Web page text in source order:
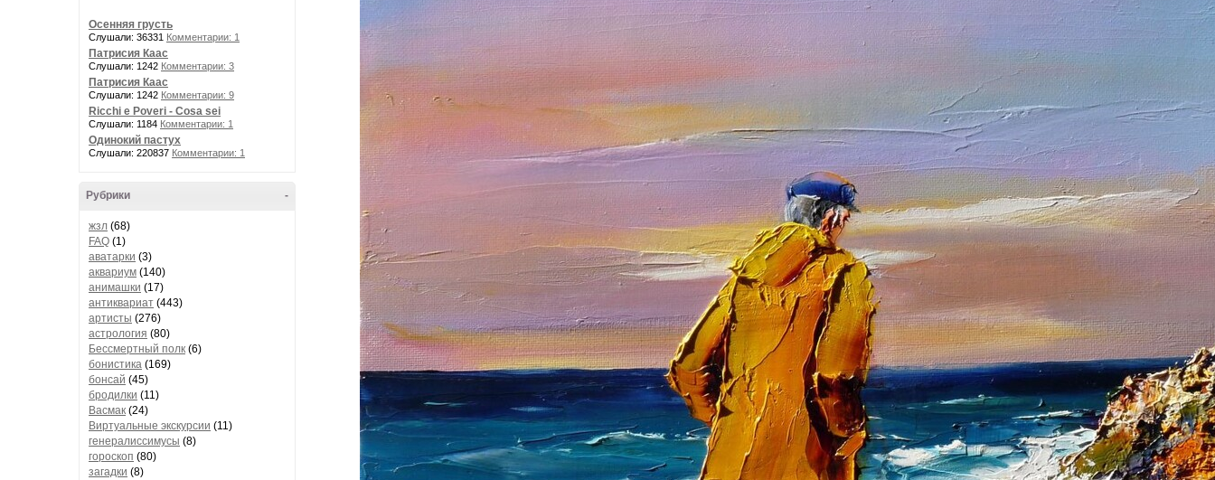
Осенняя грусть
Слушали: 36331 Комментарии: 1
Патрисия Каас
Слушали: 1242 Комментарии: 3
Патрисия Каас
Слушали: 1242 Комментарии: 9
Ricchi e Poveri - Cosa sei
Слушали: 1184 Комментарии: 1
Одинокий пастух
Слушали: 220837 Комментарии: 1
-
Рубрики
жзл (68)
FAQ (1)
аватарки (3)
аквариум (140)
анимашки (17)
антиквариат (443)
артисты (276)
астрология (80)
Бессмертный полк (6)
бонистика (169)
бонсай (45)
бродилки (11)
Васмак (24)
Виртуальные экскурсии (11)
генералиссимусы (8)
гороскоп (80)
загадки (8)